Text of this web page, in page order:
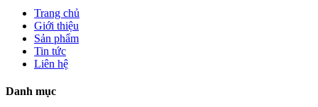
Trang chủ
Giới thiệu
Sản phẩm
Tin tức
Liên hệ
Danh mục